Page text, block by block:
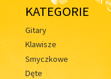
KATEGORIE
Gitary
Klawisze
Smyczkowe
Dęte